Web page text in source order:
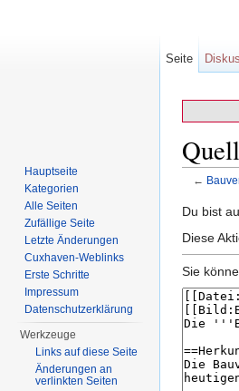
←
Du bist
Diese
Sie
Seite
Hauptseite
Kategorien
Alle Seiten
Zufällige Seite
Letzte Änderungen
Cuxhaven-Weblinks
Erste Schritte
Impressum
Datenschutzerklärung
Werkzeuge
Links auf diese Seite
Änderungen an
verlinkten Seiten